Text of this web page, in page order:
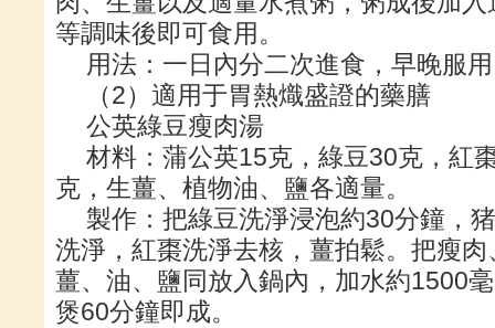
等調味後即可食用。
用法：一日內分二次進食，早晚服
（2）適用于胃熱熾盛證的藥膳
公英綠豆瘦肉湯
材料：蒲公英15克，綠豆30克，紅
克，生薑、植物油、鹽各適量。
製作：把綠豆洗淨浸泡約30分鐘，
洗淨，紅棗洗淨去核，薑拍鬆。把瘦
薑、油、鹽同放入鍋內，加水約1500
煲60分鐘即成。